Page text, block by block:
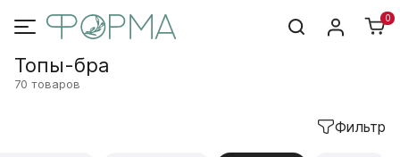
0
Топы-бра
70 товаров
Фильтр